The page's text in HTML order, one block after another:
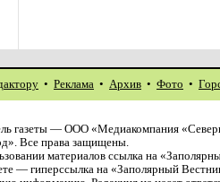
• Реклама • Архив • Фото •
газеты — ООО «Медиакомпания
Все права защищены.
материалов ссылка на
— гиперссылка на «Заполярный